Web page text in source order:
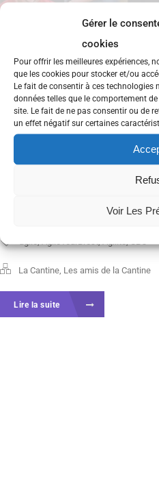
Gérer le
cookies
Pour offrir les meilleures expériences,
que les cookies pour stocker et/ou
Le fait de consentir à ces technologies
données telles que le comportement
site. Le fait de ne pas consentir ou de
un effet négatif sur certaines
Voir Les
Agile Tour Brest
orateurs
La première édition de
réuni plus de 230
lieu le 5 novembre 2015 à
Occidentale. L’objectif de
La Cantine Les amis de la Cantine
Lire la suite